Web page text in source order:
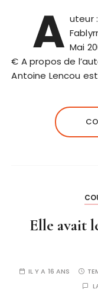
A uteur
Mai
€ A propos de
Antoine Lencou
Elle avait
IL Y A 16 ANS